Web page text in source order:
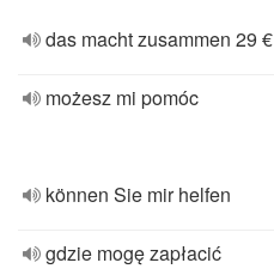
das macht zusammen 29 €
możesz mi pomóc
können Sie mir helfen
gdzie mogę zapłacić